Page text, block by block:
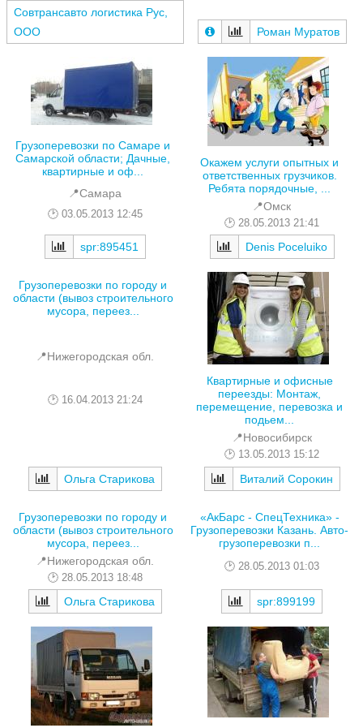
Совтрансавто логистика Рус,
ООО
Роман Муратов
Грузоперевозки по Самаре и
Самарской области; Дачные,
квартирные и оф...
📍Самара
03.05.2013 12:45
spr:895451
Окажем услуги опытных и
ответственных грузчиков.
Ребята порядочные, ...
📍Омск
28.05.2013 21:41
Denis Poceluiko
Грузоперевозки по городу и
области (вывоз строительного
мусора, переез...
📍Нижегородская обл.
16.04.2013 21:24
Ольга Старикова
Квартирные и офисные
переезды: Монтаж,
перемещение, перевозка и
подьем...
📍Новосибирск
13.05.2013 15:12
Виталий Сорокин
Грузоперевозки по городу и
области (вывоз строительного
мусора, переез...
📍Нижегородская обл.
28.05.2013 18:48
Ольга Старикова
«АкБарс - СпецТехника» -
Грузоперевозки Казань. Авто-
грузоперевозки п...
28.05.2013 01:03
spr:899199